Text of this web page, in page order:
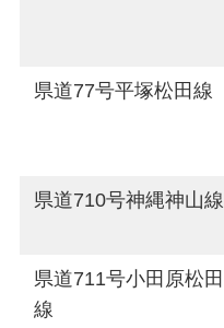
県道77号平塚松田線
県道710号神縄神山線
県道711号小田原松田
線